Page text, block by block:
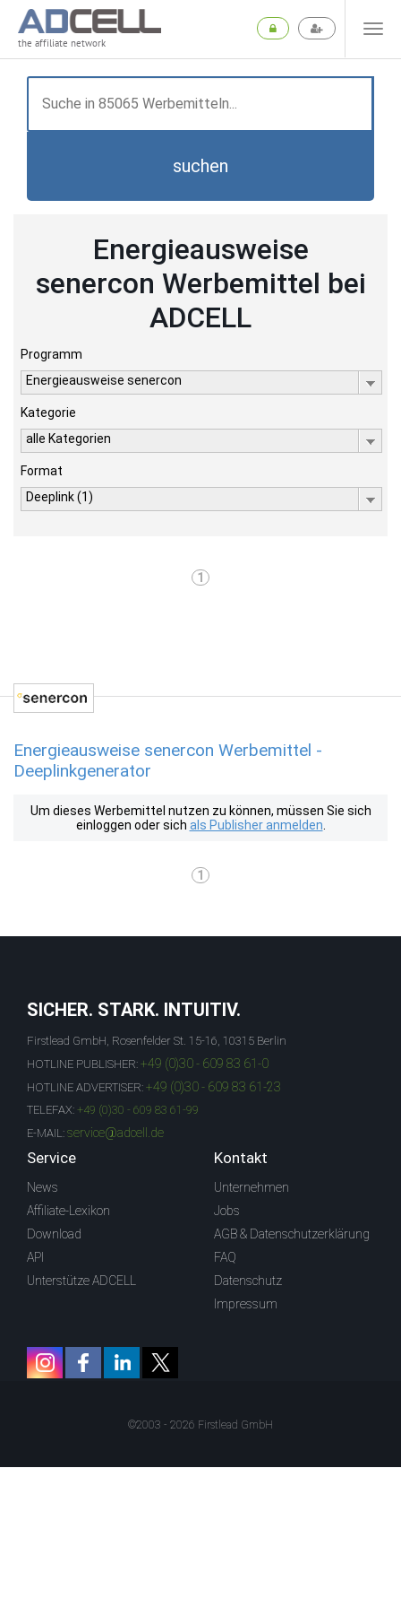
the affiliate network
suchen
Energieausweise
senercon Werbemittel bei
ADCELL
Programm
Energieausweise senercon
Kategorie
alle Kategorien
Format
Deeplink (1)
1
Energieausweise senercon Werbemittel -
Deeplinkgenerator
Um dieses Werbemittel nutzen zu können, müssen Sie sich
einloggen oder sich als Publisher anmelden
1
SICHER. STARK. INTUITIV.
Firstlead GmbH, Rosenfelder St. 15-16, 10315 Berlin
HOTLINE PUBLISHER: +49 (0)30 - 609 83 61-0
HOTLINE ADVERTISER: +49 (0)30 - 609 83 61-23
TELEFAX: +49 (0)30 - 609 83 61-99
E-MAIL: service@adcell.de
Service
News
Affiliate-Lexikon
Download
API
Unterstütze ADCELL
Kontakt
Unternehmen
Jobs
AGB & Datenschutzerklärung
FAQ
Datenschutz
Impressum
©2003 - 2026 Firstlead GmbH